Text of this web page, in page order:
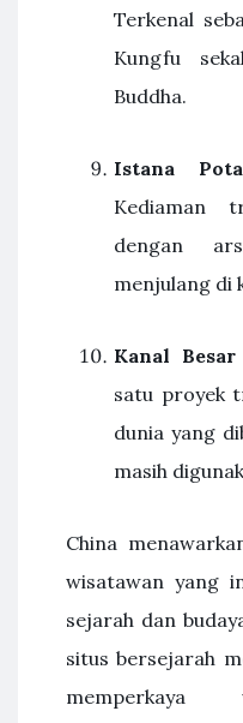
Terkenal
Kungfu
Buddha.
Istana
Kediaman
dengan
menjulang di
Kanal
satu proyek
dunia yang
masih
China
wisatawan yang
sejarah dan
situs bersejarah
memperkaya